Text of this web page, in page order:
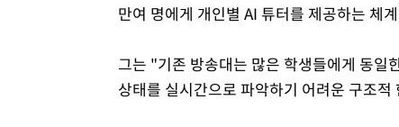
만여 명에게 개인별 AI 튜터를 제공하는 체
그는 "기존 방송대는 많은 학생들에게 동
상태를 실시간으로 파악하기 어려운 구조